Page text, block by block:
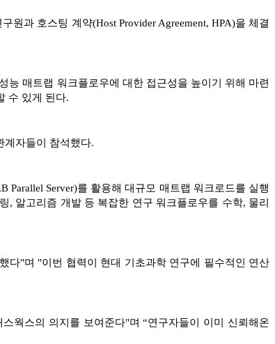
과 호스팅 계약(Host Provider Agreement, HPA)을 체결
능 매트랩 워크플로우에 대한 접근성을 높이기 위해 마련
수 있게 된다.
계자들이 참석했다.
Parallel Server)를 활용해 대규모 매트랩 워크로드를 실행
알고리즘 개발 등 복잡한 연구 워크플로우를 수학, 물리
다"며 "이번 협력이 현대 기초과학 연구에 필수적인 연산
웍스의 의지를 보여준다"며 “연구자들이 이미 신뢰해온